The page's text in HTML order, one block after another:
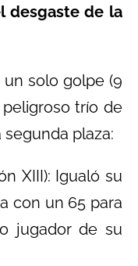
desgaste de la
solo golpe (9
trío de
plaza:
XIII): Igualó su
con un 65 para
jugador de su